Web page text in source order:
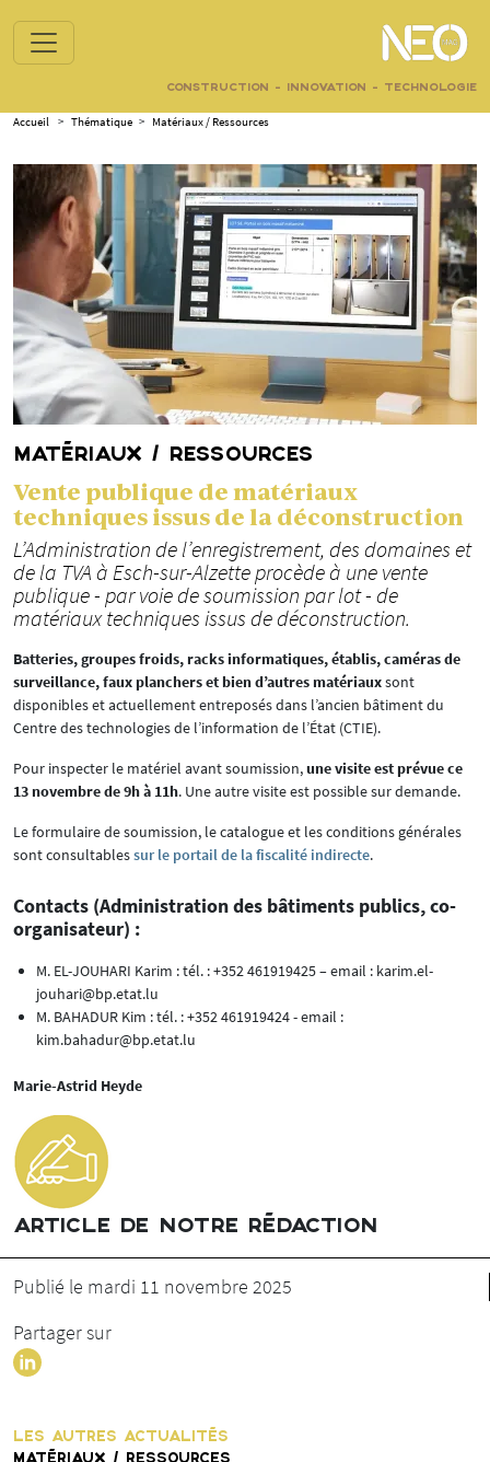
CONSTRUCTION - INNOVATION - TECHNOLOGIE
Accueil > Thématique > Matériaux / Ressources
MATÉRIAUX / RESSOURCES
Vente publique de matériaux
techniques issus de la déconstruction
L’Administration de l’enregistrement, des domaines et
de la TVA à Esch-sur-Alzette procède à une vente
publique - par voie de soumission par lot - de
matériaux techniques issus de déconstruction.
Batteries, groupes froids, racks informatiques, établis, caméras de
surveillance, faux planchers et bien d’autres matériauxsont
disponibles et actuellement entreposés dans l’ancien bâtiment du
Centre des technologies de l’information de l’État (CTIE).
Pour inspecter le matériel avant soumission,une visite est prévue ce
13 novembre de 9h à 11h. Une autre visite est possible sur demande.
Le formulaire de soumission, le catalogue et les conditions générales
sont consultablessur le portail de la fiscalité indirecte.
Contacts (Administration des bâtiments publics, co-
organisateur) :
M. EL-JOUHARI Karim : tél. : +352 461919425 – email : karim.el-
jouhari@bp.etat.lu
M. BAHADUR Kim : tél. : +352 461919424 - email :
kim.bahadur@bp.etat.lu
Marie-Astrid Heyde
ARTICLE DE NOTRE RÉDACTION
Publié le mardi 11 novembre 2025
Partager sur
LES AUTRES ACTUALITÉS